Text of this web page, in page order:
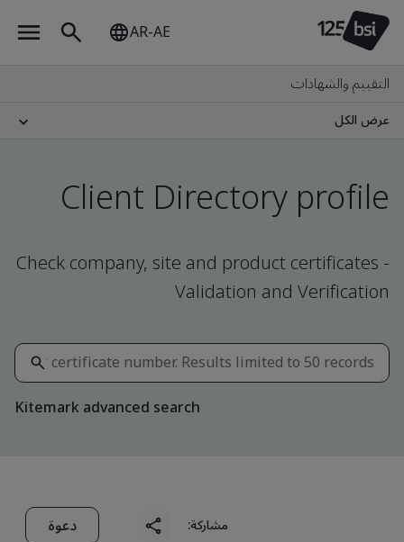
AR-AE
التقييم والشهادات
عرض الكل
Client Directory profile
Check company, site and product certificates -
Validation and Verification
Kitemark advanced search
مشاركة: دعوة